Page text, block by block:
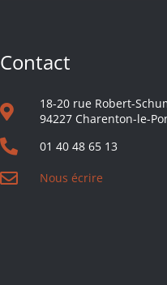
Contact
18-20 rue Robert-
94227 Charenton-le-
01 40 48 65 13
Nous écrire